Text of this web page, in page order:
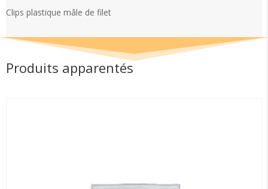
de
filet
Clips plastique mâle de filet
Produits apparentés